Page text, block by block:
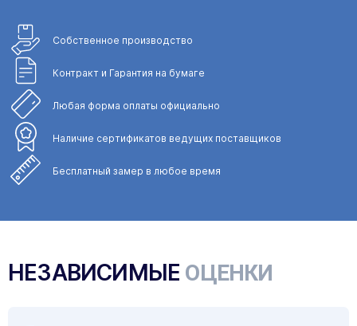
Собственное производство
Контракт и Гарантия на бумаге
Любая форма оплаты официально
Наличие сертификатов ведущих поставщиков
Бесплатный замер в любое время
НЕЗАВИСИМЫЕ ОЦЕНКИ